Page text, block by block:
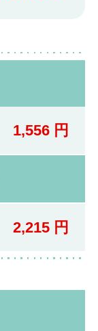
1,556 円
2,215 円